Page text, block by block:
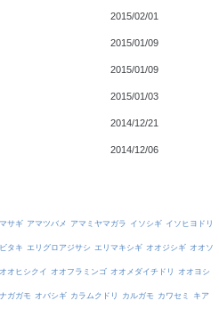
2015/02/01
2015/01/09
2015/01/09
2015/01/03
2014/12/21
2014/12/06
サギ アマツバメ アマミヤマガラ イソシギ イソヒヨドリ
タキ エリグロアジサシ エリマキシギ オオジシギ オオソ
オオヒシクイ オオフラミンゴ オオメダイチドリ オオヨシ
ガガモ オバシギ カラムクドリ カルガモ カワセミ キア